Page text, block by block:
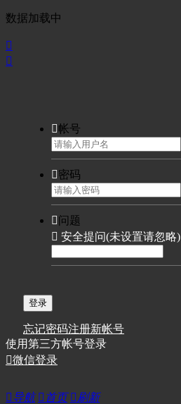
数据加载中


帐号
密码
问题
 安全提问(未设置请忽略)
登录
忘记密码注册新帐号
使用第三方帐号登录
微信登录
导航  首页  刷新